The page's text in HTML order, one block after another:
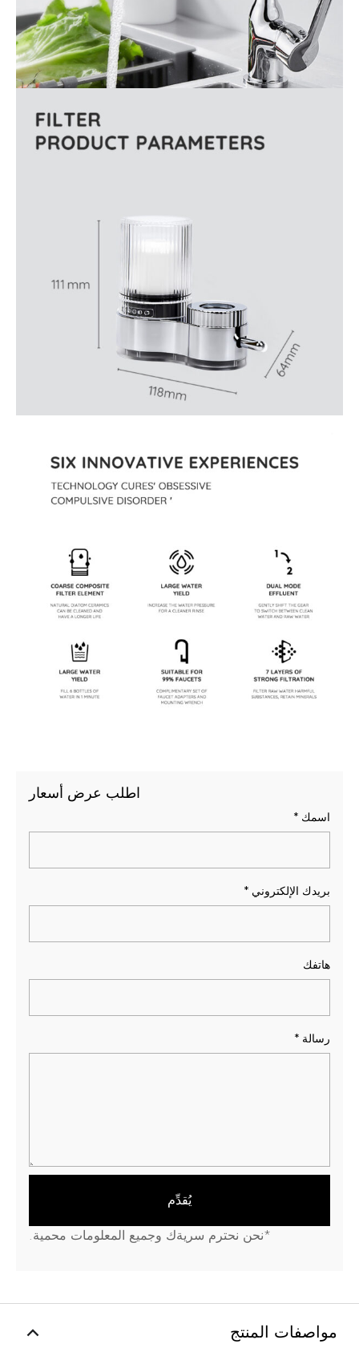
اطلب عرض أسعار
اسمك *
بريدك الإلكتروني *
هاتفك
رسالة *
يُقدِّم
*نحن نحترم سريةك وجميع المعلومات محمية.
مواصفات المنتج